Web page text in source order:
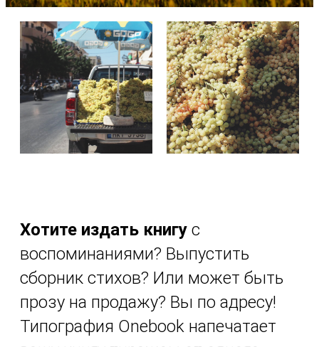
Хотите издать книгу с
воспоминаниями? Выпустить
сборник стихов? Или может быть
прозу на продажу? Вы по адресу!
Типография Onebook напечатает